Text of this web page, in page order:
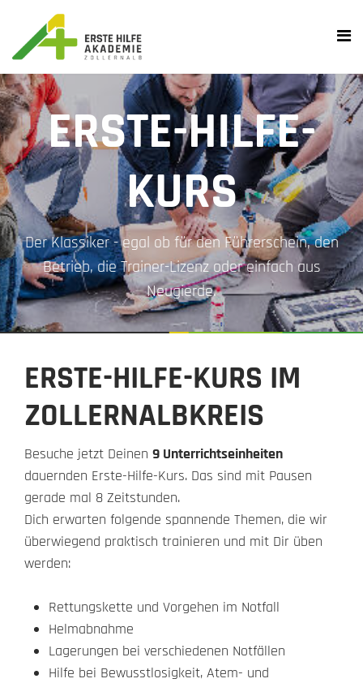
ERSTE-HILFE-
KURS
Der Klassiker - egal ob für den Führerschein, den
Betrieb, die Trainer-Lizenz oder einfach aus
Neugierde.
ERSTE-HILFE-KURS IM
ZOLLERNALBKREIS
Besuche jetzt Deinen 9 Unterrichtseinheiten
dauernden Erste-Hilfe-Kurs. Das sind mit Pausen
gerade mal 8 Zeitstunden.
Dich erwarten folgende spannende Themen, die wir
überwiegend praktisch trainieren und mit Dir üben
werden:
Rettungskette und Vorgehen im Notfall
Helmabnahme
Lagerungen bei verschiedenen Notfällen
Hilfe bei Bewusstlosigkeit, Atem- und